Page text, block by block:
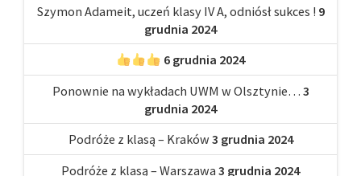
Szymon Adameit, uczeń klasy IV A, odniósł sukces ! 9
grudnia 2024
6 grudnia 2024
Ponownie na wykładach UWM w Olsztynie… 3
grudnia 2024
Podróże z klasą – Kraków 3 grudnia 2024
Podróże z klasą – Warszawa 3 grudnia 2024